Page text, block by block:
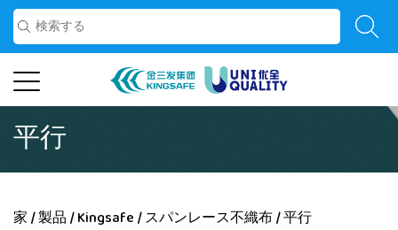
平行
家 /製品 /Kingsafe /スパンレース不織布/平行